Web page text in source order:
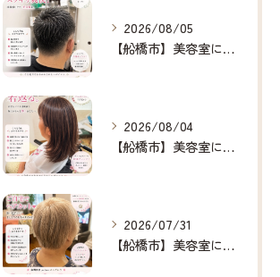
2026/08/05
【船橋市】美容室に行けない…をなくしたい✂️✨
2026/08/04
【船橋市】美容室に行けない…をなくしたい✂️✨
2026/07/31
【船橋市】美容室に行けない…をなくしたい✂️✨